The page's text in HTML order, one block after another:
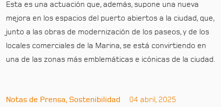
Esta es una actuación que, además, supone una nueva
mejora en los espacios del puerto abiertos a la ciudad, que,
junto a las obras de modernización de los paseos, y de los
locales comerciales de la Marina, se está convirtiendo en
una de las zonas más emblemáticas e icónicas de la ciudad.
Notas de Prensa, Sostenibilidad 04 abril, 2025